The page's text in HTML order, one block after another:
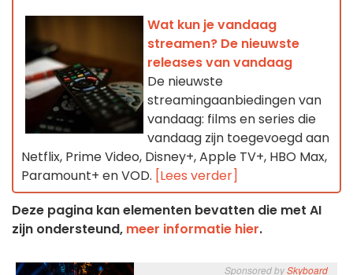
Wat kun je vandaag
streamen? De nieuwste
releases van vandaag
De nieuwste
streamingaanbiedingen van
vandaag: films en series die
vandaag zijn toegevoegd aan
Netflix, Prime Video, Disney+, Apple TV+, HBO Max,
Paramount+ en VOD. [Lees verder]
Deze pagina kan elementen bevatten die met AI
zijn ondersteund, meer informatie hier.